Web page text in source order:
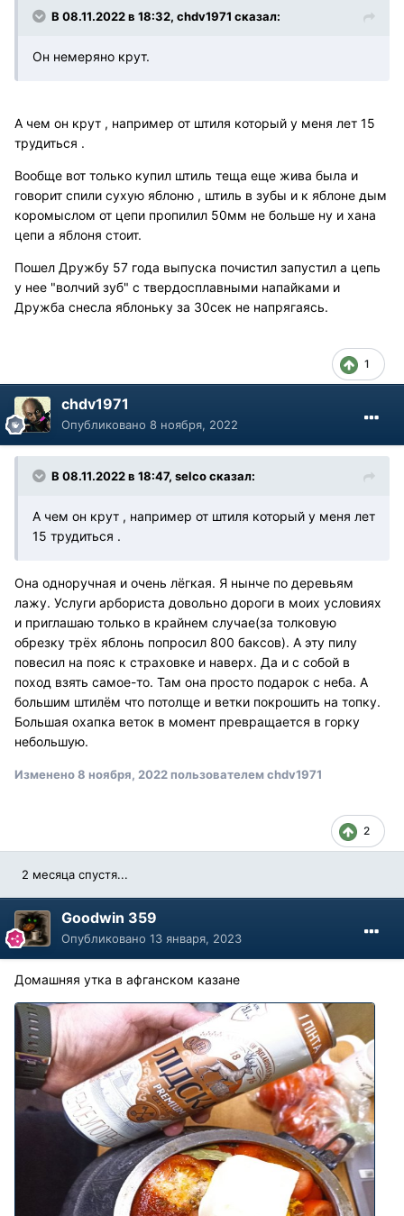
В 08.11.2022 в 18:32, chdv1971 сказал:
Он немеряно крут.
А чем он крут , например от штиля который у меня лет 15
трудиться .
Вообще вот только купил штиль теща еще жива была и
говорит спили сухую яблоню , штиль в зубы и к яблоне дым
коромыслом от цепи пропилил 50мм не больше ну и хана
цепи а яблоня стоит.
Пошел Дружбу 57 года выпуска почистил запустил а цепь
у нее "волчий зуб" с твердосплавными напайками и
Дружба снесла яблоньку за 30сек не напрягаясь.
1
chdv1971
Опубликовано 8 ноября, 2022
В 08.11.2022 в 18:47, selco сказал:
А чем он крут , например от штиля который у меня лет
15 трудиться .
Она одноручная и очень лёгкая. Я нынче по деревьям
лажу. Услуги арбориста довольно дороги в моих условиях
и приглашаю только в крайнем случае(за толковую
обрезку трёх яблонь попросил 800 баксов). А эту пилу
повесил на пояс к страховке и наверх. Да и с собой в
поход взять самое-то. Там она просто подарок с неба. А
большим штилём что потолще и ветки покрошить на топку.
Большая охапка веток в момент превращается в горку
небольшую.
Изменено8 ноября, 2022пользователем chdv1971
2
2 месяца спустя...
Goodwin 359
Опубликовано 13 января, 2023
Домашняя утка в афганском казане